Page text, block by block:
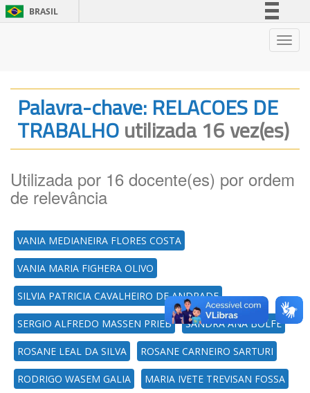
BRASIL
Legislação
Canais
Palavra-chave: RELACOES DE
TRABALHOutilizada 16 vez(es)
Utilizada por 16 docente(es) por ordem
de relevância
VANIA MEDIANEIRA FLORES COSTA
VANIA MARIA FIGHERA OLIVO
SILVIA PATRICIA CAVALHEIRO DE ANDRADE
SERGIO ALFREDO MASSEN PRIEB SANDRA ANA BOLFE
ROSANE LEAL DA SILVA ROSANE CARNEIRO SARTURI
RODRIGO WASEM GALIA MARIA IVETE TREVISAN FOSSA